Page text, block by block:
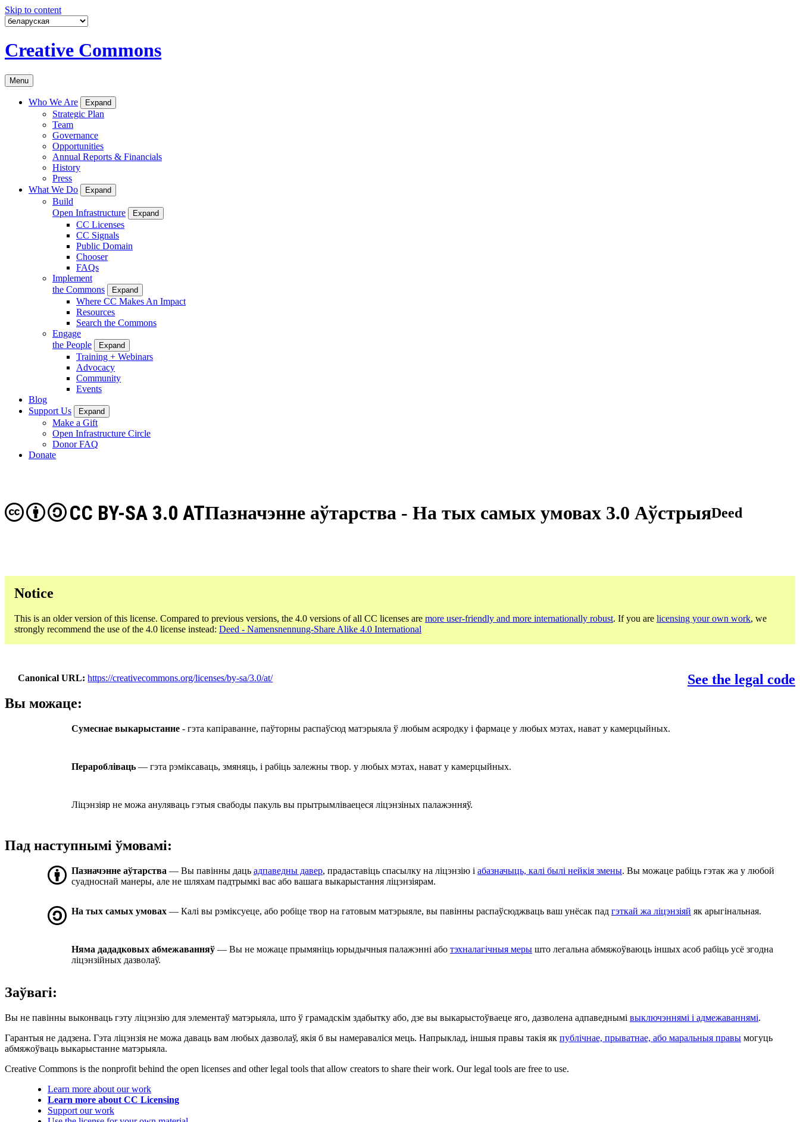
Skip to content
Creative Commons
Menu
Who We Are Expand
Strategic Plan
Team
Governance
Opportunities
Annual Reports & Financials
History
Press
What We Do
Expand
Build
Open Infrastructure
Expand
CC Licenses
CC Signals
Public Domain
Chooser
FAQs
Implement
the Commons
Expand
Where CC Makes An Impact
Resources
Search the Commons
Engage
the People
Expand
Training + Webinars
Advocacy
Community
Events
Blog
Support Us
Expand
Make a Gift
Open Infrastructure Circle
Donor FAQ
Donate
Пазначэнне аўтарства - На тых самых умовах 3.0 Аўстрыя
CC BY-SA 3.0 AT Deed
Notice
This is an older version of this license. Compared to previous versions, the 4.0 versions of all CC licenses are more user-friendly and more internationally robust. If you are licensing your own work, we
strongly recommend the use of the 4.0 license instead: Deed - Namensnennung-Share Alike 4.0 International
Canonical URL https://creativecommons.org/licenses/by-sa/3.0/at/
See the legal code
Вы можаце:
Сумеснае выкарыстанне - гэта капіраванне, паўторны распаўсюд матэрыяла ў любым асяродку і фармаце у любых мэтах, нават у камерцыйных.
Пераробліваць — гэта рэміксаваць, змяняць, і рабіць залежны твор. у любых мэтах, нават у камерцыйных.
Ліцэнзіяр не можа ануляваць гэтыя свабоды пакуль вы прытрымліваецеся ліцэнзіных палажэнняў.
Пад наступнымі ўмовамі:
Пазначэнне аўтарства — Вы павінны даць адпаведны давер, прадаставіць спасылку на ліцэнзію і абазначыць, калі былі нейкія змены. Вы можаце рабіць гэтак жа у любой
суадноснай манеры, але не шляхам падтрымкі вас або вашага выкарыстання ліцэнзіярам.
На тых самых умовах — Калі вы рэміксуеце, або робіце твор на гатовым матэрыяле, вы павінны распаўсюджваць ваш унёсак пад гэткай жа ліцэнзіяй як арыгінальная.
Няма дададковых абмежаванняў — Вы не можаце прымяніць юрыдычныя палажэнні або тэхналагічныя меры што легальна абмяжоўваюць іншых асоб рабіць усё згодна
ліцэнзійных дазволаў.
Заўвагі:
Вы не павінны выконваць гэту ліцэнзію для элементаў матэрыяла, што ў грамадскім здабытку або, дзе вы выкарыстоўваеце яго, дазволена адпаведнымі выключэннямі і адмежаваннямі.
Гарантыя не дадзена. Гэта ліцэнзія не можа даваць вам любых дазволаў, якія б вы намераваліся мець. Напрыклад, іншыя правы такія як публічнае, прыватнае, або маральныя правы могуць
абмяжоўваць выкарыстанне матэрыяла.
Creative Commons is the nonprofit behind the open licenses and other legal tools that allow creators to share their work. Our legal tools are free to use.
Learn more about our work
Learn more about CC Licensing
Support our work